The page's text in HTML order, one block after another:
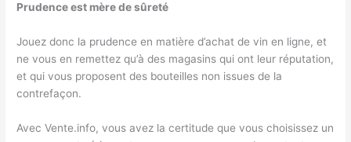
Prudence est mère de sûreté
Jouez donc la prudence en matière d’achat de vin en ligne, et
ne vous en remettez qu’à des magasins qui ont leur réputation,
et qui vous proposent des bouteilles non issues de la
contrefaçon.
Avec Vente.info, vous avez la certitude que vous choisissez un